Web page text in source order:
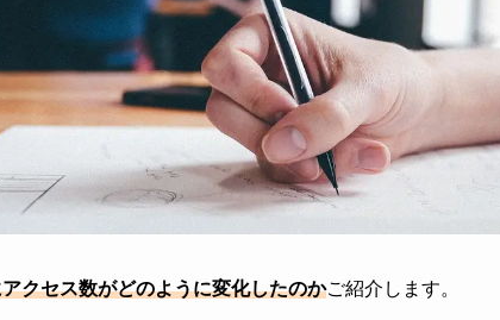
クセス数がどのように変化したのかご紹介します。